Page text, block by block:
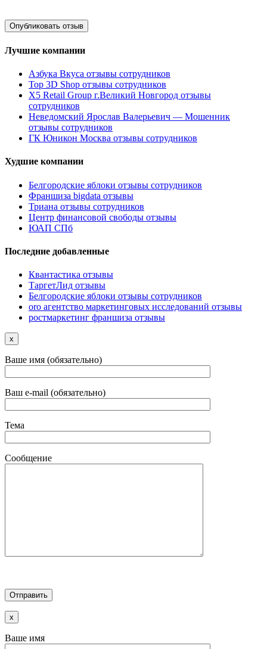
Лучшие компании
Азбука Вкуса отзывы сотрудников
Top 3D Shop отзывы сотрудников
X5 Retail Group г.Великий Новгород отзывы
сотрудников
Неведомский Ярослав Валерьевич — Мошенник
отзывы сотрудников
ГК Юникон Москва отзывы сотрудников
Худшие компании
Белгородские яблоки отзывы сотрудников
Франшиза bigdata отзывы
Триана отзывы сотрудников
Центр финансовой свободы отзывы
ЮАП СПб
Последние добавленные
Квантастика отзывы
ТаргетЛид отзывы
Белгородские яблоки отзывы сотрудников
oro агентство маркетинговых исследований отзывы
ростмаркетинг франшиза отзывы
x
Ваше имя (обязательно)
Ваш e-mail (обязательно)
Тема
Сообщение
x
Ваше имя